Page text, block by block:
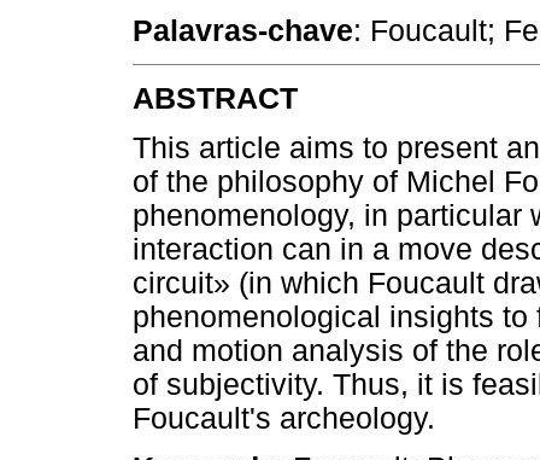
Palavras-chave: Foucault;
ABSTRACT
This article aims to present
of the philosophy of Michel
phenomenology, in particular
interaction can in a move
circuit» (in which Foucault
phenomenological insights
and motion analysis of the
of subjectivity. Thus, it is
Foucault's archeology.